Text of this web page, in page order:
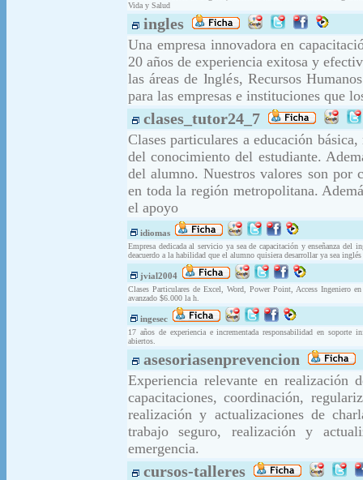
Vida y Salud
ingles
Una empresa innovadora en
20 años de experiencia exitosa y
las áreas de Inglés, Recursos
para las empresas e instituciones que
clases_tutor24_7
Clases particulares a educación
del conocimiento del estudiante.
del alumno. Nuestros valores son por
en toda la región metropolitana.
el apoyo
idiomas
Empresa dedicada al servicio ya sea de capacitación y enseñanza del
deacuerdo a la habilidad que el alumno quisiera desarrollar ya sea
jvial2004
Clases Particulares de Excel, Word, Power Point, Access Ingeniero
avanzado $6.000 la h.
ingesec
17 años de experiencia e incrementada responsabilidad en soporte
abiertos.
asesoriasenprevencion
Experiencia relevante en realización
capacitaciones, coordinación,
realización y actualizaciones de
trabajo seguro, realización y
emergencia.
cursos-talleres